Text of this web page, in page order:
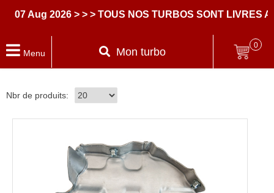
2026 > > > TOUS NOS TURBOS SONT LIVRES AVEC
Menu Mon turbo
0
Nbr de produits: